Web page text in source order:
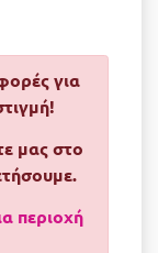
για
μας στο
περιοχή